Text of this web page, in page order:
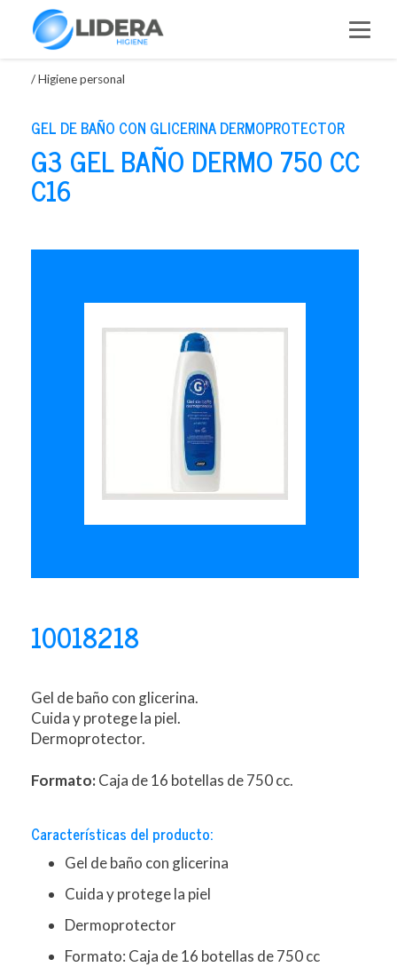
/Higiene personal
GEL DE BAÑO CON GLICERINA DERMOPROTECTOR
G3 GEL BAÑO DERMO 750 CC
C16
10018218
Gel de baño con glicerina.
Cuida y protege la piel.
Dermoprotector.
Formato:Caja de 16 botellas de 750 cc.
Características del producto:
Gel de baño con glicerina
Cuida y protege la piel
Dermoprotector
Formato: Caja de 16 botellas de 750 cc